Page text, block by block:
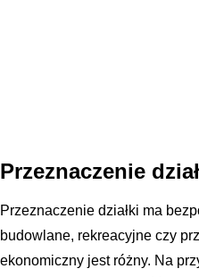
Przeznaczenie
Przeznaczenie działki ma
budowlane, rekreacyjne czy
ekonomiczny jest różny. Na